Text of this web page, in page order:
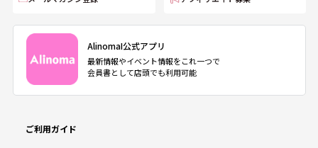
AlinomaI公式アプリ
最新情報やイベント情報をこれ一つで
会員書として店頭でも利用可能
ご利用ガイド